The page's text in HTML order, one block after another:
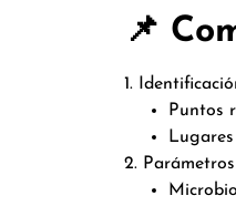
📌
1.
Puntos
2.